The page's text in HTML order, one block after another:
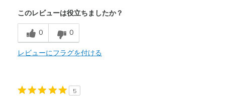
Breathe Well
Comfortable
Stylish
Casual Wear
このレビューは役立ちましたか？
0 0
レビューにフラグを付ける
5